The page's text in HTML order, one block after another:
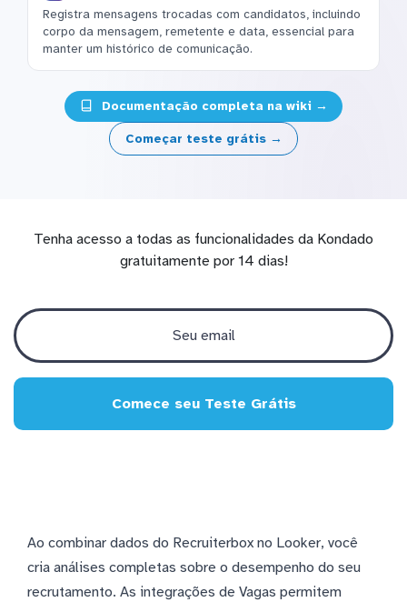
Registra mensagens trocadas com candidatos, incluindo
corpo da mensagem, remetente e data, essencial para
manter um histórico de comunicação.
Documentação completa na wiki →
Começar teste grátis →
Tenha acesso a todas as funcionalidades da Kondado
gratuitamente por 14 dias!
Comece seu Teste Grátis
Ao combinar dados do Recruiterbox no Looker, você
cria análises completas sobre o desempenho do seu
recrutamento. As integrações de Vagas permitem